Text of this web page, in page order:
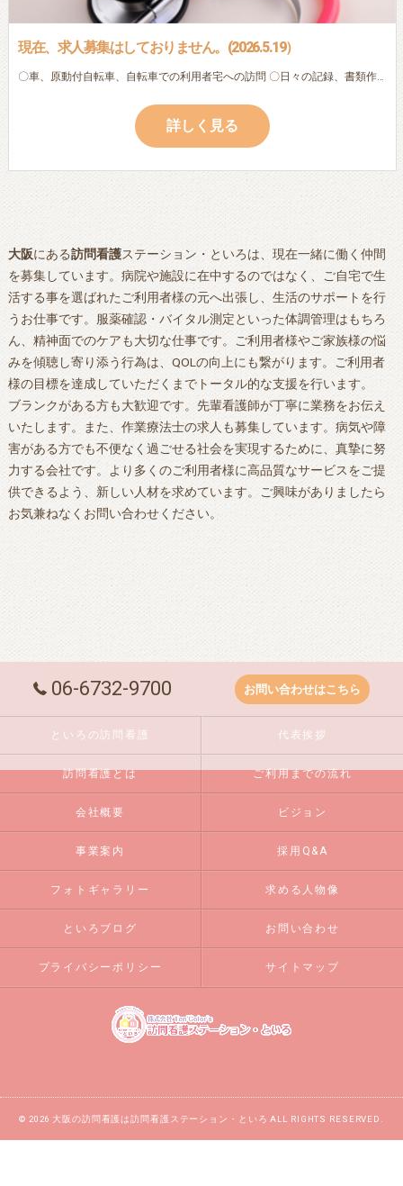
現在、求人募集はしておりません。(2026.5.19）
〇車、原動付自転車、自転車での利用者宅への訪問 〇日々の記録、書類作成（ipad・パソコン入力） (以下は利用者様によって変化します。) 〇服薬確認 〇本人・家族の生活相談 〇バイタル測定 〇地域連携 ※ブランクのある方・初めての方でも、先輩看護師・作業療法士が丁寧に指導しますので、安心してご応募下さい。 ※子育てによる時間的な制約のある方も相談に応じます。
詳しく見る
大阪にある訪問看護ステーション・といろは、現在一緒に働く仲間
を募集しています。病院や施設に在中するのではなく、ご自宅で生
活する事を選ばれたご利用者様の元へ出張し、生活のサポートを行
うお仕事です。服薬確認・バイタル測定といった体調管理はもちろ
ん、精神面でのケアも大切な仕事です。ご利用者様やご家族様の悩
みを傾聴し寄り添う行為は、QOLの向上にも繋がります。ご利用者
様の目標を達成していただくまでトータル的な支援を行います。
ブランクがある方も大歓迎です。先輩看護師が丁寧に業務をお伝え
いたします。また、作業療法士の求人も募集しています。病気や障
害がある方でも不便なく過ごせる社会を実現するために、真摯に努
力する会社です。より多くのご利用者様に高品質なサービスをご提
供できるよう、新しい人材を求めています。ご興味がありましたら
お気兼ねなくお問い合わせください。
06-6732-9700 お問い合わせはこちら
といろの訪問看護 代表挨拶
訪問看護とは ご利用までの流れ
会社概要 ビジョン
事業案内 採用Q&A
フォトギャラリー 求める人物像
といろブログ お問い合わせ
プライバシーポリシー サイトマップ
© 2026 大阪の訪問看護は訪問看護ステーション・といろ ALL RIGHTS RESERVED.